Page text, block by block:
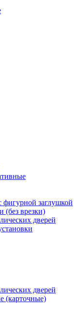
фигурной заглушкой
(без врезки)
дверей
дверей
(карточные)